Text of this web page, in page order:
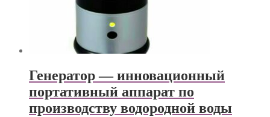
Генератор — инновационный
портативный аппарат по
производству водородной воды